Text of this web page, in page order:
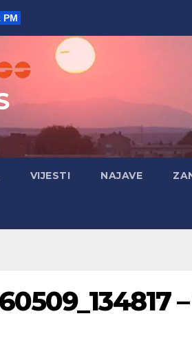
PM
VIJESTI NAJAVE